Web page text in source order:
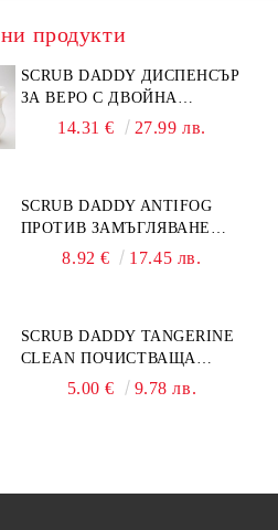
продукти
SCRUB DADDY ДИСПЕНСЪР
ЗА ВЕРО С ДВОЙНА
ФУНКЦИЯ
14.31 € 27.99 лв.
SCRUB DADDY ANTIFOG
ПРОТИВ ЗАМЪГЛЯВАНЕ
50МЛ8.92 € 17.45 лв.
SCRUB DADDY TANGERINE
CLEAN ПОЧИСТВАЩА
ПАСТА 500ГР
5.00 € 9.78 лв.